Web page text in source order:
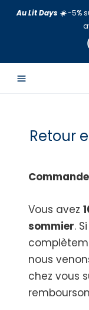
AllerAu Lit Days ☀️-5%
Retour
Vous avez
sommier.
nous
chez vous